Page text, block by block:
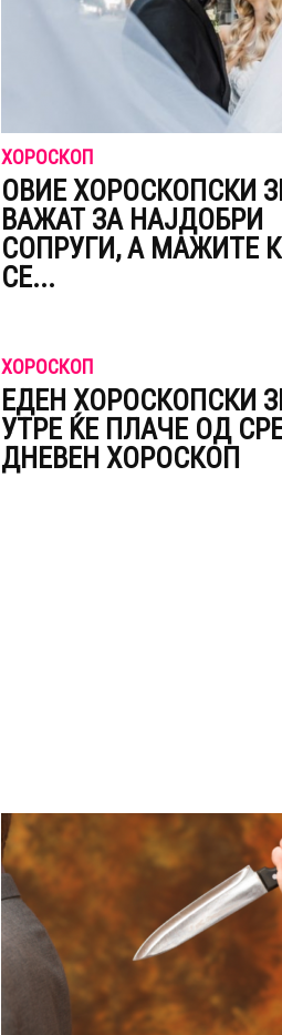
ХОРОСКОП
ОВИЕ ХОРОСКОПСКИ
ВАЖАТ ЗА НАЈДОБРИ
СОПРУГИ, А МАЖИТЕ
СЕ...
ХОРОСКОП
ЕДЕН ХОРОСКОПСКИ
УТРЕ ЌЕ ПЛАЧЕ ОД
ДНЕВЕН ХОРОСКОП